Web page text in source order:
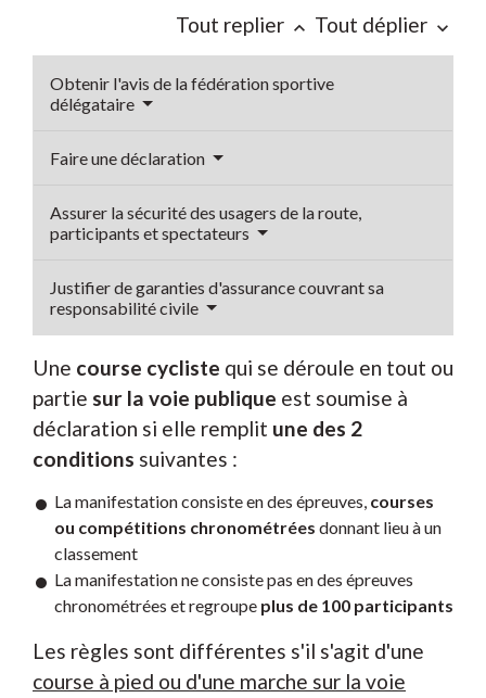
Tout replier keyboard_arrow_up Tout déplier keyboard_arrow_down
Obtenir l'avis de la fédération sportive
délégataire
Faire une déclaration
Assurer la sécurité des usagers de la route,
participants et spectateurs
Justifier de garanties d'assurance couvrant sa
responsabilité civile
Une course cycliste qui se déroule en tout ou
partie sur la voie publique est soumise à
déclaration si elle remplit une des 2
conditions suivantes :
La manifestation consiste en des épreuves, courses
ou compétitions chronométrées donnant lieu à un
classement
La manifestation ne consiste pas en des épreuves
chronométrées et regroupe plus de 100 participants
Les règles sont différentes s'il s'agit d'une
course à pied ou d'une marche sur la voie